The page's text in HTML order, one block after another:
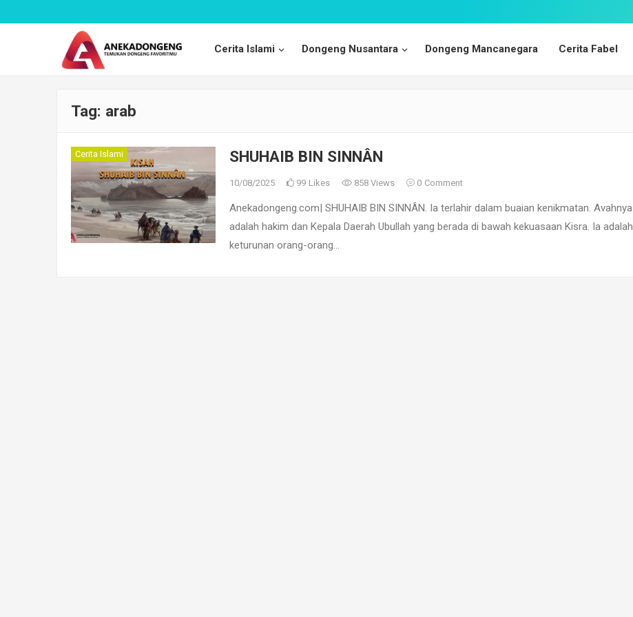
Cerita Islami Dongeng Nusantara Dongeng Mancanegara Cerita Fabel
Tag: arab
Cerita Islami SHUHAIB BIN SINNÂN
10/08/2025 99 Likes 858 Views 0 Comment
Anekadongeng.com| SHUHAIB BIN SINNÂN. Ia terlahir dalam buaian kenikmatan. Avahnya
adalah hakim dan Kepala Daerah Ubullah yang berada di bawah kekuasaan Kisra. Ia adalah
keturunan orang-orang…